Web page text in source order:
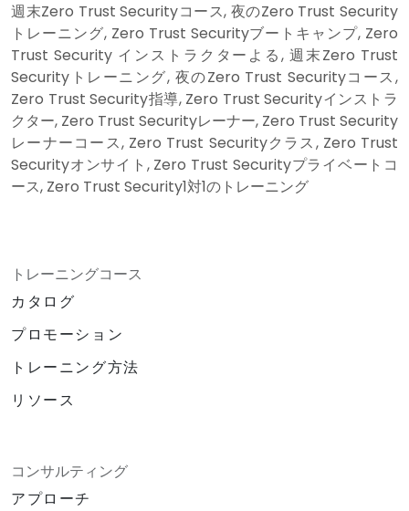
週末Zero Trust Securityコース, 夜のZero Trust Security
トレーニング, Zero Trust Securityブートキャンプ, Zero
Trust Security インストラクターよる, 週末Zero Trust
Securityトレーニング, 夜のZero Trust Securityコース,
Zero Trust Security指導, Zero Trust Securityインストラ
クター, Zero Trust Securityレーナー, Zero Trust Security
レーナーコース, Zero Trust Securityクラス, Zero Trust
Securityオンサイト, Zero Trust Securityプライベートコ
ース, Zero Trust Security1対1のトレーニング
トレーニングコース
カタログ
プロモーション
トレーニング方法
リソース
コンサルティング
アプローチ